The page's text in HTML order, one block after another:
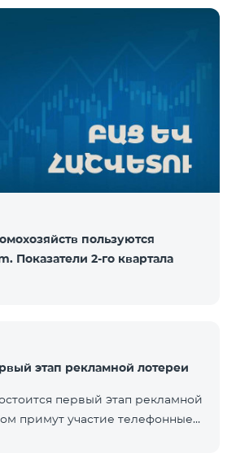
телефонов будут выбраны с
случайных чисел. Следите за
ru/B2S
пользуются
Показатели 2-го квартала
этап рекламной лотереи
первый этап рекламной
примут участие телефонные